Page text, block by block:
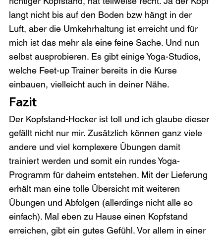
langt nicht bis auf den Boden bzw hängt in der
Luft, aber die Umkehrhaltung ist erreicht und für
mich ist das mehr als eine feine Sache. Und nun
selbst ausprobieren. Es gibt einige Yoga-Studios,
welche Feet-up Trainer bereits in die Kurse
einbauen, vielleicht auch in deiner Nähe.
Fazit
Der Kopfstand-Hocker ist toll und ich glaube dieser
gefällt nicht nur mir. Zusätzlich können ganz viele
andere und viel komplexere Übungen damit
trainiert werden und somit ein rundes Yoga-
Programm für daheim entstehen. Mit der Lieferung
erhält man eine tolle Übersicht mit weiteren
Übungen und Abfolgen (allerdings nicht alle so
einfach). Mal eben zu Hause einen Kopfstand
erreichen, gibt ein gutes Gefühl. Vor allem in einer